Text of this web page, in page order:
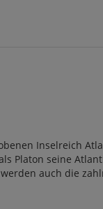
Inselreich
Platon seine
auch die